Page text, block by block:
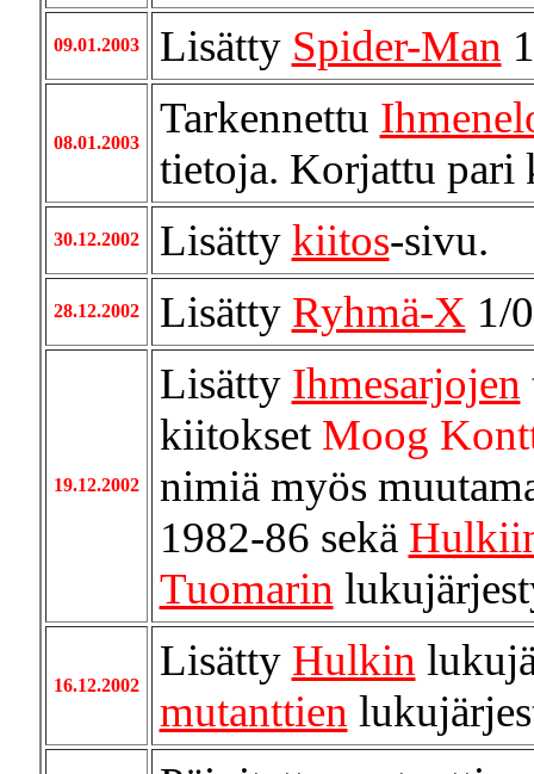
09.01.2003 Lisätty Spider-Man
08.01.2003
Tarkennettu
tietoja. Korjattu pari
30.12.2002 Lisätty kiitos-sivu.
28.12.2002 Lisätty Ryhmä-X 1/
19.12.2002
Lisätty Ihmesarjojen
kiitokset Moog
nimiä myös
1982-86 sekä
Tuomarin
16.12.2002
Lisätty Hulkin
mutanttien